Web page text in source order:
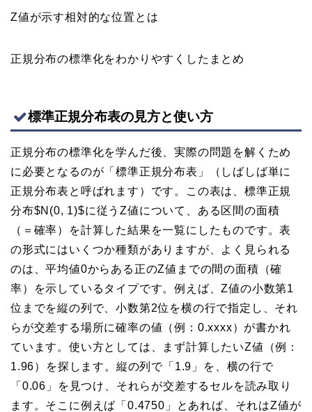
Z値が示す相対的な位置とは
正規分布の標準化をわかりやすくしたまとめ
標準正規分布表の見方と使い方
正規分布の標準化を学んだ後、実際の問題を解くため
に必要となるのが「標準正規分布表」（しばしば単に
正規分布表と呼ばれます）です。この表は、標準正規
分布$N(0, 1)$に従うZ値について、ある区間の面積
（＝確率）を計算した結果を一覧にしたものです。表
の形式にはいくつか種類がありますが、よく見られる
のは、平均値0からある正のZ値までの間の面積（確
率）を示しているタイプです。例えば、Z値の小数第1
位までを縦の列で、小数第2位を横の行で指定し、それ
らが交差する場所に確率の値（例：0.xxxx）が書かれ
ています。使い方としては、まず計算したいZ値（例：
1.96）を探します。縦の列で「1.9」を、横の行で
「0.06」を見つけ、それらが交差するセルを読み取り
ます。そこに例えば「0.4750」とあれば、それはZ値が